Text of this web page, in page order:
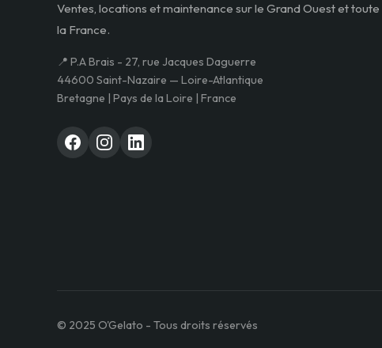
Ventes, locations et maintenance sur le Grand Ouest et toute
la France.
📍 P.A Brais - 27, rue Jacques Daguerre
44600 Saint-Nazaire — Loire-Atlantique
Bretagne | Pays de la Loire | France
© 2025 O'Gelato - Tous droits réservés